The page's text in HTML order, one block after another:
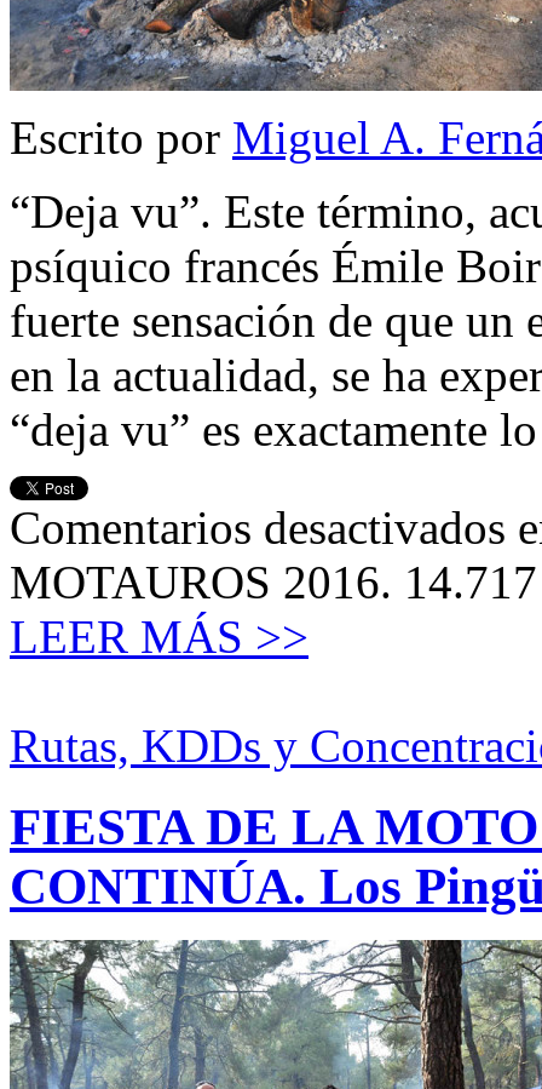
Escrito por Miguel A.
“Deja vu”. Este término,
psíquico francés Émile
fuerte sensación de que un
en la actualidad, se ha
“deja vu” es exactamente
Comentarios desactivados
MOTAUROS 2016. 14.717
LEER MÁS >>
Rutas, KDDs y
FIESTA DE LA
CONTINÚA. Los